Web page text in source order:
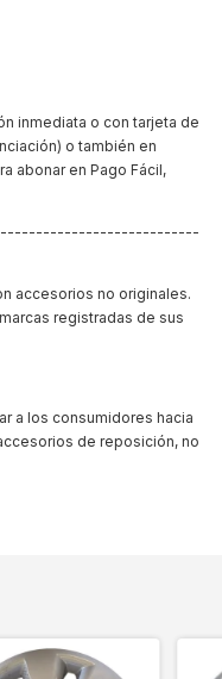
inmediata o con tarjeta de
o también en
abonar en Pago Fácil,
accesorios no originales.
registradas de sus
a los consumidores hacia
de reposición, no